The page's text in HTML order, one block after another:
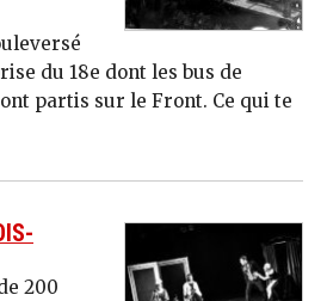
du 18e dont les bus de
partis sur le Front. Ce qui te
200